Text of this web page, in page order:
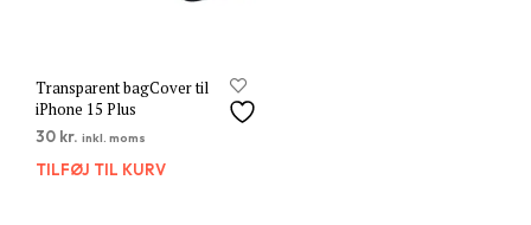
Transparent bagCover til
iPhone 15 Plus
30 kr. inkl. moms
TILFØJ TIL KURV